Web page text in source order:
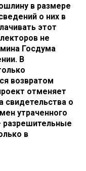
в размере
о них в
этот
не
Госдума
В
возвратом
отменяет
свидетельства о
утраченного
разрешительные
в